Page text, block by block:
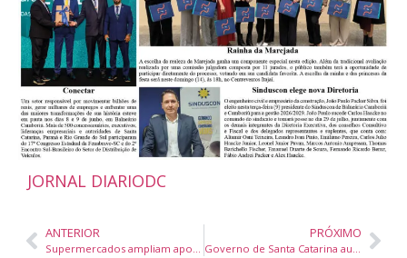
JORNAL DIARIODC
ANTERIOR
Supermercados ampliam aposta em produção própria para elevar margem e impulsionam demanda por tecnologia na ExpoSuper 2026
PRÓXIMO
Governo de Santa Catarina autoriza R$ 20 milhões para obras de infraestrutura, habitação e defesa civil em Quilombo